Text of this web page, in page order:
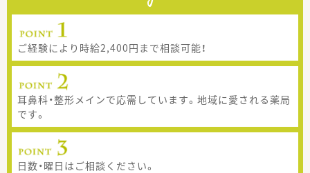
ご経験により時給2,400円まで相談可能！
耳鼻科・整形メインで応需しています。地域に愛される薬局
です。
日数・曜日はご相談ください。